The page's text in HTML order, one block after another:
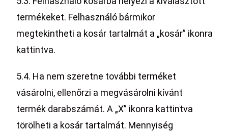
termékeket. Felhasználó bármikor
megtekintheti a kosár tartalmát a „kosár” ikonra
kattintva.
5.4. Ha nem szeretne további terméket
vásárolni, ellenőrzi a megvásárolni kívánt
termék darabszámát. A „X” ikonra kattintva
törölheti a kosár tartalmát. Mennyiség